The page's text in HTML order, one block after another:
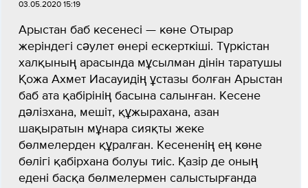
03.05.2020 15:19
Арыстан баб кесенесі — көне Отырар
жеріндегі сәулет өнері ескерткіші. Түркістан
халқының арасында мұсылман дінін таратушы
Қожа Ахмет Иасауидің ұстазы болған Арыстан
баб ата қабірінің басына салынған. Кесене
дәлізхана, мешіт, құжырахана, азан
шақыратын мұнара сияқты жеке
бөлмелерден құралған. Кесененің ең көне
бөлігі қабірхана болуы тиіс. Қазір де оның
едені басқа бөлмелермен салыстырғанда